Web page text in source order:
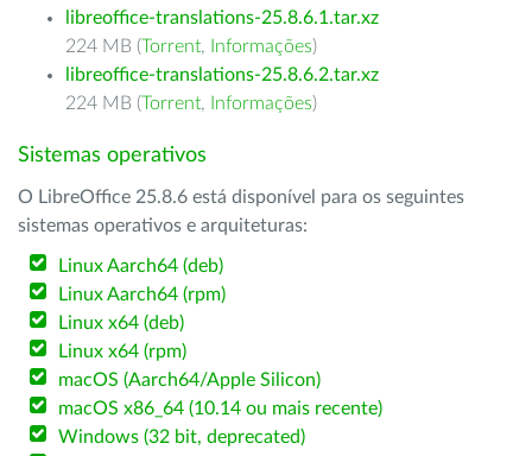
libreoffice-translations-25.8.6.1.tar.xz
224 MB (Torrent, Informações)
libreoffice-translations-25.8.6.2.tar.xz
224 MB (Torrent, Informações)
Sistemas operativos
O LibreOffice 25.8.6 está disponível para os seguintes
sistemas operativos e arquiteturas:
Linux Aarch64 (deb)
Linux Aarch64 (rpm)
Linux x64 (deb)
Linux x64 (rpm)
macOS (Aarch64/Apple Silicon)
macOS x86_64 (10.14 ou mais recente)
Windows (32 bit, deprecated)